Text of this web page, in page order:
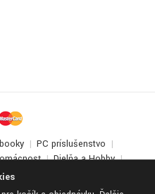
PC príslušenstvo
Dielňa a Hobby